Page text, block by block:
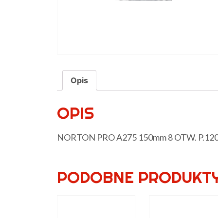
Opis
OPIS
NORTON PRO A275 150mm 8 OTW.
PODOBNE